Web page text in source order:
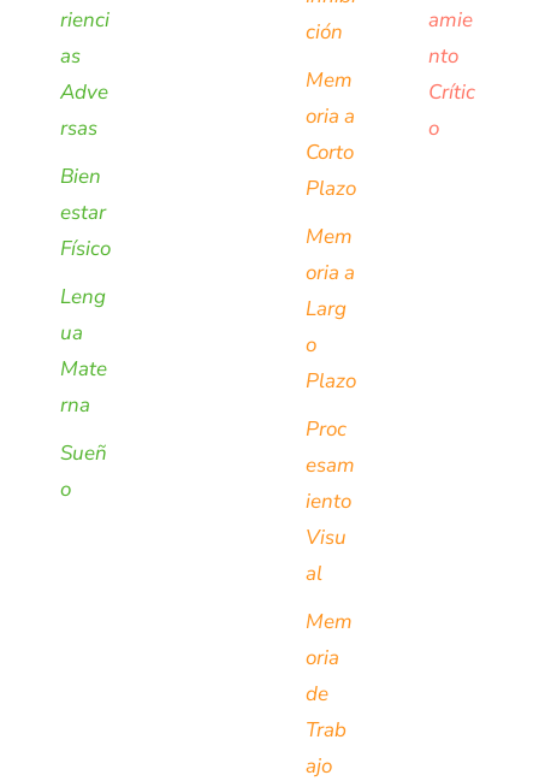
rienci
as
Adve
rsas
Bien
estar
Físico
Leng
ua
Mate
rna
Sueñ
o
ción
Mem
oria a
Corto
Plazo
Mem
oria a
Larg
o
Plazo
Proc
esam
iento
Visu
al
Mem
oria
de
Trab
ajo
amie
nto
Crític
o